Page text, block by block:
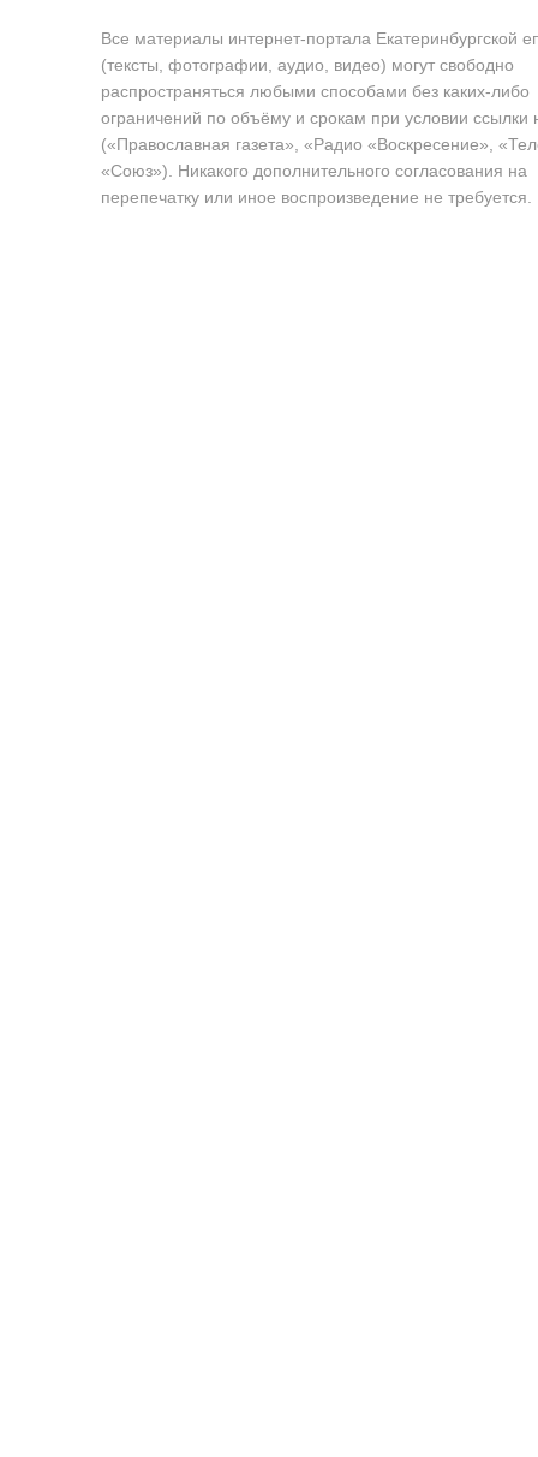
Все материалы интернет-портала Екатеринбургской
(тексты, фотографии, аудио, видео) могут свободно
распространяться любыми способами без каких-либо
ограничений по объёму и срокам при условии ссылки
(«Православная газета», «Радио «Воскресение»,
«Союз»). Никакого дополнительного согласования на
перепечатку или иное воспроизведение не требуется.